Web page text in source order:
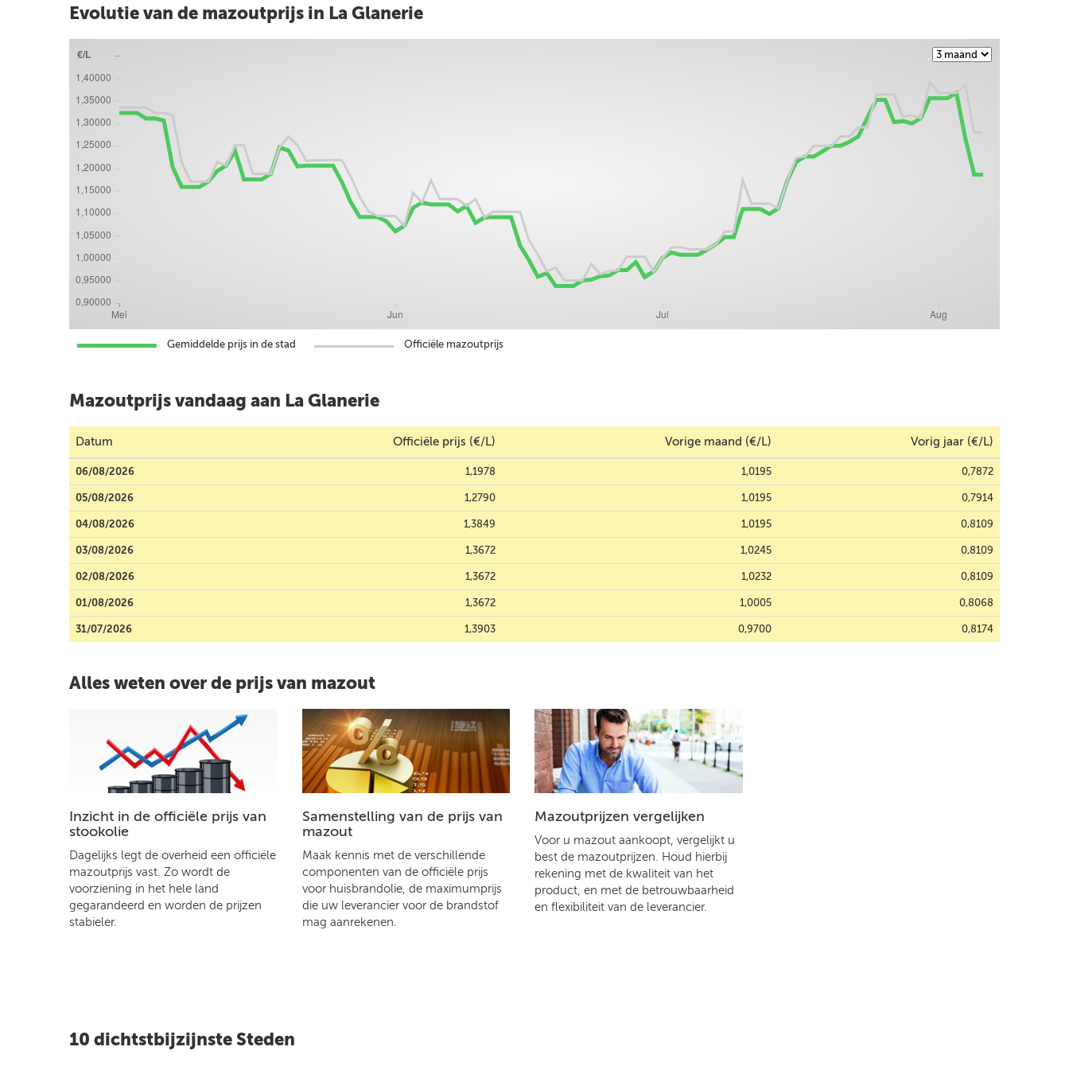
Evolutie van de mazoutprijs in La Glanerie
Gemiddelde prijs in de stad Officiële mazoutprijs
Mazoutprijs vandaag aan La Glanerie
Datum Officiële prijs (€/L) Vorige maand (€/L) Vorig jaar (€/L)
06/08/2026 1,1978 1,0195 0,7872
05/08/2026 1,2790 1,0195 0,7914
04/08/2026 1,3849 1,0195 0,8109
03/08/2026 1,3672 1,0245 0,8109
02/08/2026 1,3672 1,0232 0,8109
01/08/2026 1,3672 1,0005 0,8068
31/07/2026 1,3903 0,9700 0,8174
Alles weten over de prijs van mazout
Inzicht in de officiële prijs van
stookolie
Dagelijks legt de overheid een officiële
mazoutprijs vast. Zo wordt de
voorziening in het hele land
gegarandeerd en worden de prijzen
stabieler.
Samenstelling van de prijs van
mazout
Maak kennis met de verschillende
componenten van de officiële prijs
voor huisbrandolie, de maximumprijs
die uw leverancier voor de brandstof
mag aanrekenen.
Mazoutprijzen vergelijken
Voor u mazout aankoopt, vergelijkt u
best de mazoutprijzen. Houd hierbij
rekening met de kwaliteit van het
product, en met de betrouwbaarheid
en flexibiliteit van de leverancier.
10 dichtstbijzijnste Steden